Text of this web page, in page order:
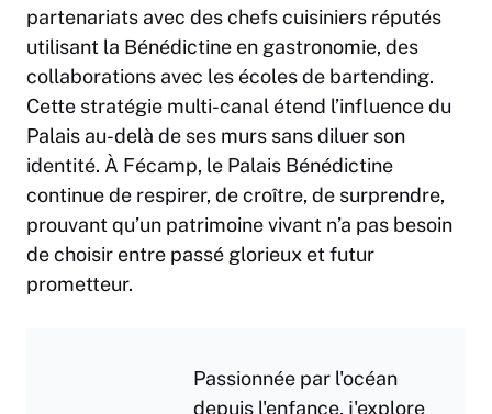
partenariats avec des chefs cuisiniers réputés
utilisant la Bénédictine en gastronomie, des
collaborations avec les écoles de bartending.
Cette stratégie multi-canal étend l’influence du
Palais au-delà de ses murs sans diluer son
identité. À Fécamp, le Palais Bénédictine
continue de respirer, de croître, de surprendre,
prouvant qu’un patrimoine vivant n’a pas besoin
de choisir entre passé glorieux et futur
prometteur.
Passionnée par l'océan
depuis l'enfance, j'explore